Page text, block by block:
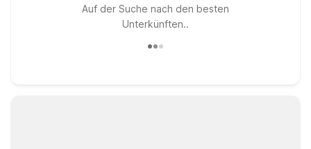
Auf der Suche nach den besten
Unterkünften..